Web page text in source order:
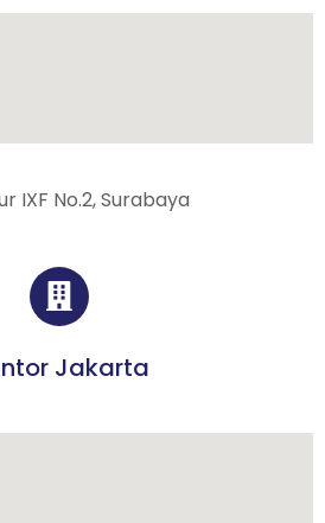
IXF No.2, Surabaya
Jakarta